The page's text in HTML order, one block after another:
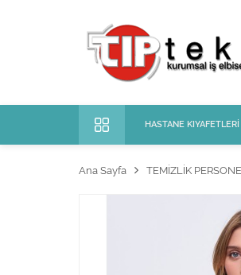
HASTANE KIYAFETLERİ
Ana Sayfa TEMİZLİK